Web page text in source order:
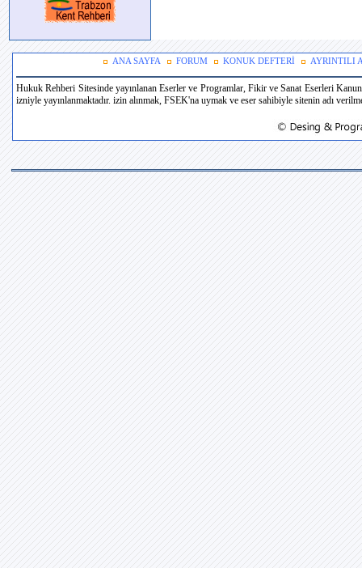
ANA SAYFA FORUM KONUK DEFTERİ AYRINTILI
Hukuk Rehberi Sitesinde yayınlanan Eserler ve Programlar, Fikir ve Sanat Eserleri
izniyle yayınlanmaktadır. izin alınmak, FSEK'na uymak ve eser sahibiyle sitenin adı